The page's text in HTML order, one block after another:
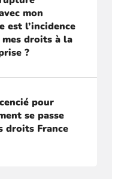
mon
est l’incidence
droits à la
?
pour
se passe
droits France